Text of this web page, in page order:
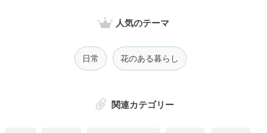
人気のテーマ
日常 花のある暮らし
関連カテゴリー